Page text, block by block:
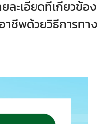
ละเอียดที่เกี่ยวข้อง
าชีพด้วยวิธีการทาง